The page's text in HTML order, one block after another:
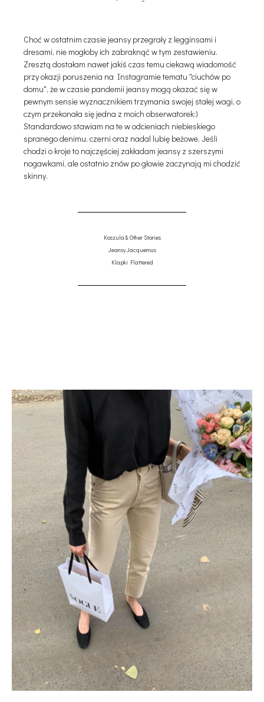
Choć w ostatnim czasie jeansy przegrały z legginsami i
dresami, nie mogłoby ich zabraknąć w tym zestawieniu.
Zresztą dostałam nawet jakiś czas temu ciekawą wiadomość
przy okazji poruszenia na Instagramie tematu "ciuchów po
domu", że w czasie pandemii jeansy mogą okazać się w
pewnym sensie wyznacznikiem trzymania swojej stałej wagi, o
czym przekonała się jedna z moich obserwatorek:)
Standardowo stawiam na te w odcieniach niebieskiego
spranego denimu, czerni oraz nadal lubię beżowe. Jeśli
chodzi o kroje to najczęściej zakładam jeansy z szerszymi
nogawkami, ale ostatnio znów po głowie zaczynają mi chodzić
skinny.
Koszula & Other Stories
Jeansy Jacquemus
Klapki Flattered